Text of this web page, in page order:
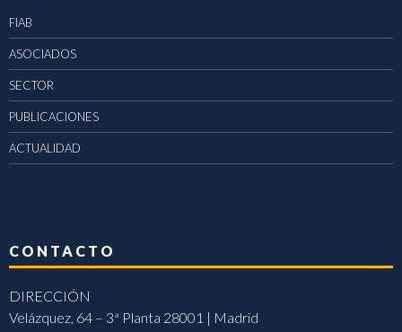
FIAB
ASOCIADOS
SECTOR
PUBLICACIONES
ACTUALIDAD
CONTACTO
DIRECCIÓN
Velázquez, 64 – 3ª Planta 28001 | Madrid